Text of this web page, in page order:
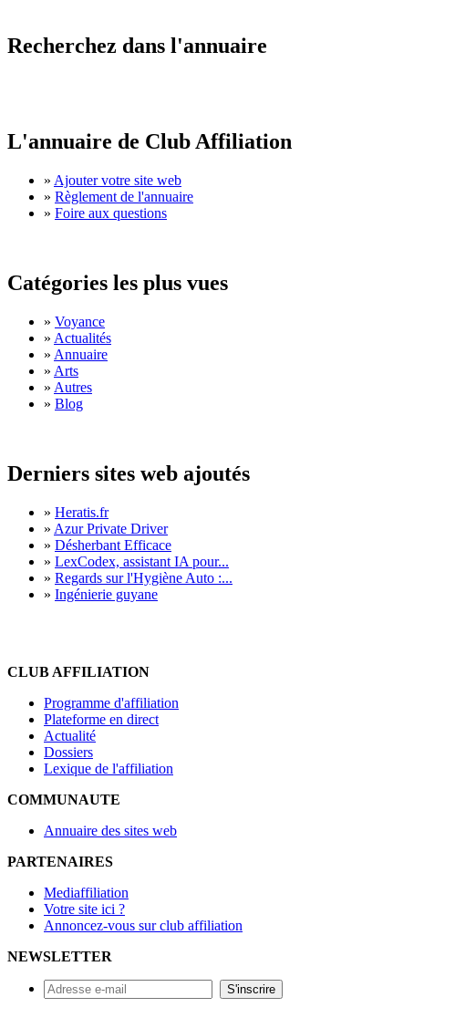
Recherchez dans l'annuaire
L'annuaire de Club Affiliation
» Ajouter votre site web
» Règlement de l'annuaire
» Foire aux questions
Catégories les plus vues
» Voyance
» Actualités
» Annuaire
» Arts
» Autres
» Blog
Derniers sites web ajoutés
» Heratis.fr
» Azur Private Driver
» Désherbant Efficace
» LexCodex, assistant IA pour...
» Regards sur l'Hygiène Auto :...
» Ingénierie guyane
CLUB AFFILIATION
Programme d'affiliation
Plateforme en direct
Actualité
Dossiers
Lexique de l'affiliation
COMMUNAUTE
Annuaire des sites web
PARTENAIRES
Mediaffiliation
Votre site ici ?
Annoncez-vous sur club affiliation
NEWSLETTER